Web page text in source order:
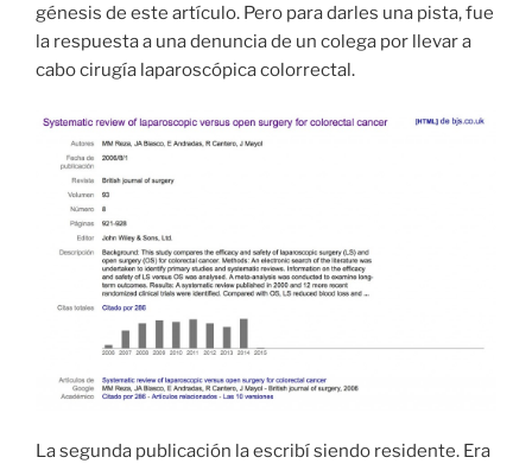
génesis de este artículo. Pero para darles una pista, fue
la respuesta a una denuncia de un colega por llevar a
cabo cirugía laparoscópica colorrectal.
La segunda publicación la escribí siendo residente. Era